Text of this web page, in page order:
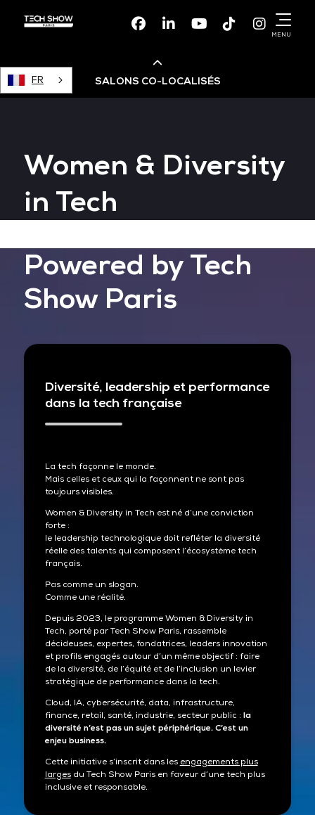
FacebookLinkedinYoutubeTikTok
MENU
FR SALONS CO-LOCALISÉS
Devops Live
Cloud & Cyber Security
Data & AI Leaders Summit
Data Centre World
Women & Diversity
in Tech
Powered by Tech
Show Paris
Diversité, leadership et performance
dans la tech française
La tech façonne le monde.
Mais celles et ceux qui la façonnent ne sont pas
toujours visibles.
Women & Diversity in Tech est né d’une conviction
forte :
le leadership technologique doit refléter la diversité
réelle des talents qui composent l’écosystème tech
français.
Pas comme un slogan.
Comme une réalité.
Depuis 2023, le programme Women & Diversity in
Tech, porté par Tech Show Paris, rassemble
décideuses, expertes, fondatrices, leaders innovation
et profils engagés autour d’un même objectif : faire
de la diversité, de l’équité et de l’inclusion un levier
stratégique de performance dans la tech.
Cloud, IA, cybersécurité, data, infrastructure,
finance, retail, santé, industrie, secteur public : la
diversité n’est pas un sujet périphérique. C’est un
enjeu business.
Cette initiative s’inscrit dans les engagements plus
largesdu Tech Show Paris en faveur d’une tech plus
inclusive et responsable.